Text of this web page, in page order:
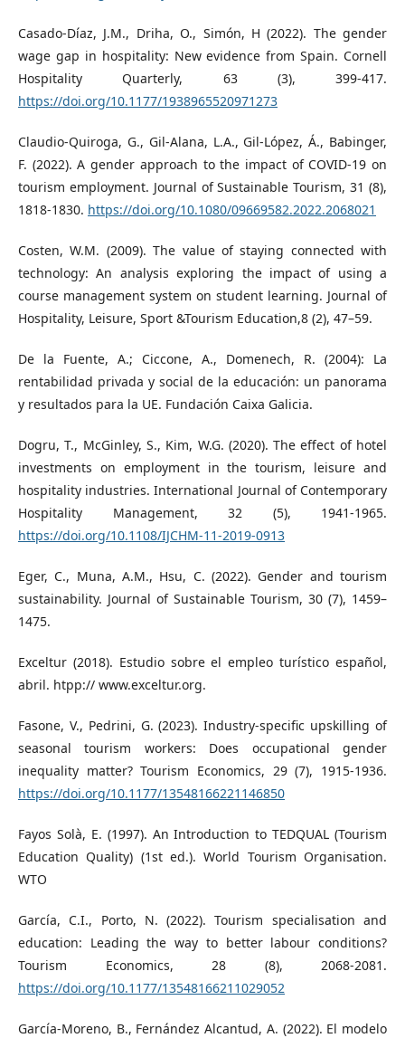
Casado-Díaz, J.M., Driha, O., Simón, H (2022). The gender
wage gap in hospitality: New evidence from Spain. Cornell
Hospitality Quarterly, 63 (3), 399-417.
https://doi.org/10.1177/1938965520971273
Claudio-Quiroga, G., Gil-Alana, L.A., Gil-López, Á., Babinger,
F. (2022). A gender approach to the impact of COVID-19 on
tourism employment. Journal of Sustainable Tourism, 31 (8),
1818-1830. https://doi.org/10.1080/09669582.2022.2068021
Costen, W.M. (2009). The value of staying connected with
technology: An analysis exploring the impact of using a
course management system on student learning. Journal of
Hospitality, Leisure, Sport &Tourism Education,8 (2), 47–59.
De la Fuente, A.; Ciccone, A., Domenech, R. (2004): La
rentabilidad privada y social de la educación: un panorama
y resultados para la UE. Fundación Caixa Galicia.
Dogru, T., McGinley, S., Kim, W.G. (2020). The effect of hotel
investments on employment in the tourism, leisure and
hospitality industries. International Journal of Contemporary
Hospitality Management, 32 (5), 1941-1965.
https://doi.org/10.1108/IJCHM-11-2019-0913
Eger, C., Muna, A.M., Hsu, C. (2022). Gender and tourism
sustainability. Journal of Sustainable Tourism, 30 (7), 1459–
1475.
Exceltur (2018). Estudio sobre el empleo turístico español,
abril. htpp:// www.exceltur.org.
Fasone, V., Pedrini, G. (2023). Industry-specific upskilling of
seasonal tourism workers: Does occupational gender
inequality matter? Tourism Economics, 29 (7), 1915-1936.
https://doi.org/10.1177/13548166221146850
Fayos Solà, E. (1997). An Introduction to TEDQUAL (Tourism
Education Quality) (1st ed.). World Tourism Organisation.
WTO
García, C.I., Porto, N. (2022). Tourism specialisation and
education: Leading the way to better labour conditions?
Tourism Economics, 28 (8), 2068-2081.
https://doi.org/10.1177/13548166211029052
García-Moreno, B., Fernández Alcantud, A. (2022). El modelo